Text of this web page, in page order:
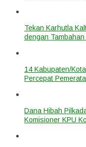
Tekan Karhutla
dengan
14 Kabupaten/
Percepat
Dana Hibah
Komisioner KPU